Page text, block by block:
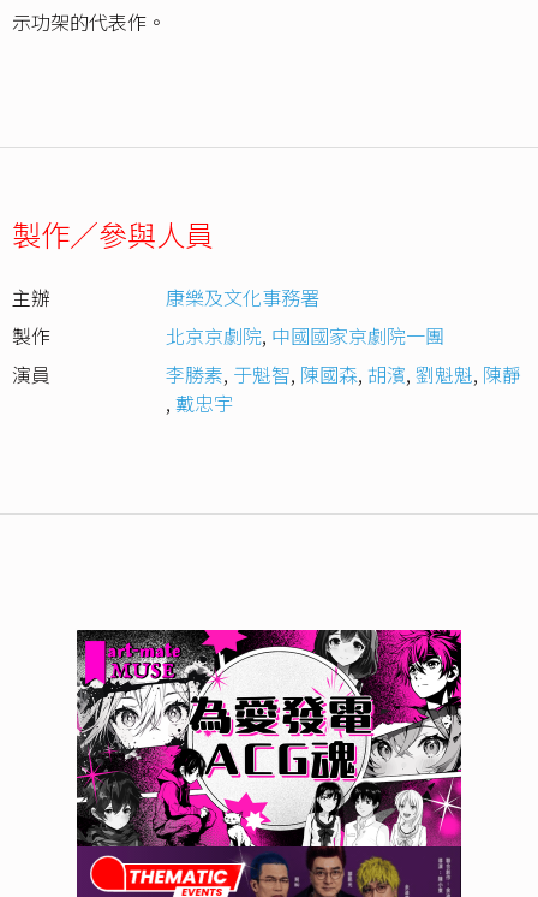
示功架的代表作。
製作／參與人員
主辦
康樂及文化事務署
製作
北京京劇院, 中國國家京劇院一團
演員
李勝素, 于魁智, 陳國森,胡濱,劉魁魁, 陳靜
,戴忠宇